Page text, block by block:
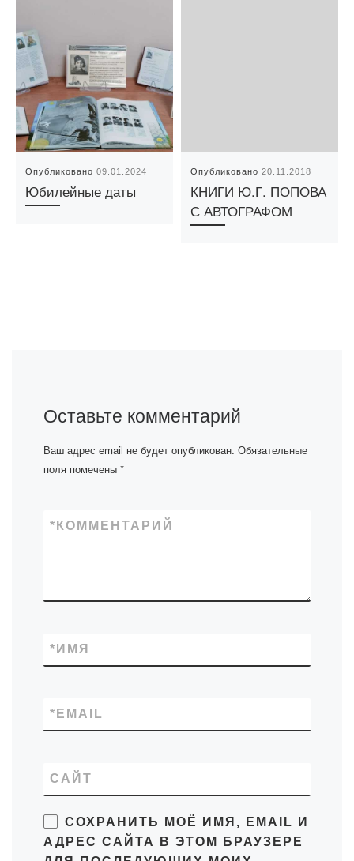
Опубликовано09.01.2024
Юбилейные даты
Опубликовано20.11.2018
КНИГИ Ю.Г. ПОПОВА
С АВТОГРАФОМ
Оставьте комментарий
Ваш адрес email не будет опубликован. Обязательные
поля помечены *
КОММЕНТАРИЙ
*
ИМЯ
*
EMAIL
*
САЙТ
СОХРАНИТЬ МОЁ ИМЯ, EMAIL И
АДРЕС САЙТА В ЭТОМ БРАУЗЕРЕ